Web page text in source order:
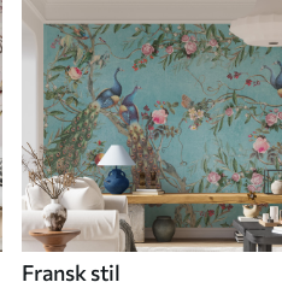
Fransk stil